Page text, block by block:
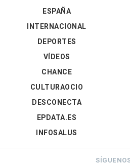
ESPAÑA
INTERNACIONAL
DEPORTES
VÍDEOS
CHANCE
CULTURAOCIO
DESCONECTA
EPDATA.ES
INFOSALUS